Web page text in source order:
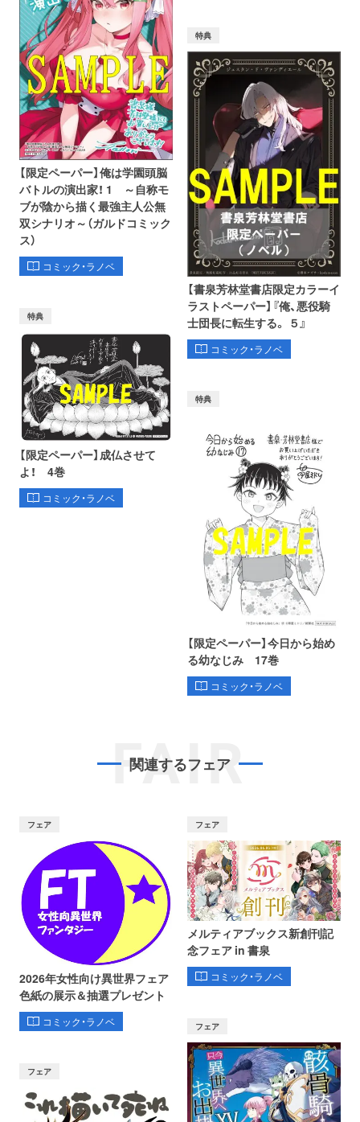
【限定ペーパー】俺は学園頭脳
バトルの演出家！ 1 ～自称モ
ブが陰から描く最強主人公無
双シナリオ～（ガルドコミック
ス）
コミック・ラノベ
特典
【書泉芳林堂書店限定カラーイ
ラストペーパー】『俺、悪役騎
士団長に転生する。 ５』
コミック・ラノベ
特典
【限定ペーパー】成仏させて
よ！ 4巻
コミック・ラノベ
特典
【限定ペーパー】今日から始め
る幼なじみ 17巻
コミック・ラノベ
FAIR
関連するフェア
フェア
2026年女性向け異世界フェア
色紙の展示＆抽選プレゼント
コミック・ラノベ
フェア
メルティアブックス新創刊記
念フェア in 書泉
コミック・ラノベ
フェア
フェア